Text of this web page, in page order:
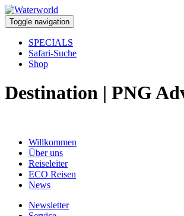
Toggle navigation
SPECIALS
Safari-Suche
Shop
Destination | PNG
Willkommen
Über uns
Reiseleiter
ECO Reisen
News
Newsletter